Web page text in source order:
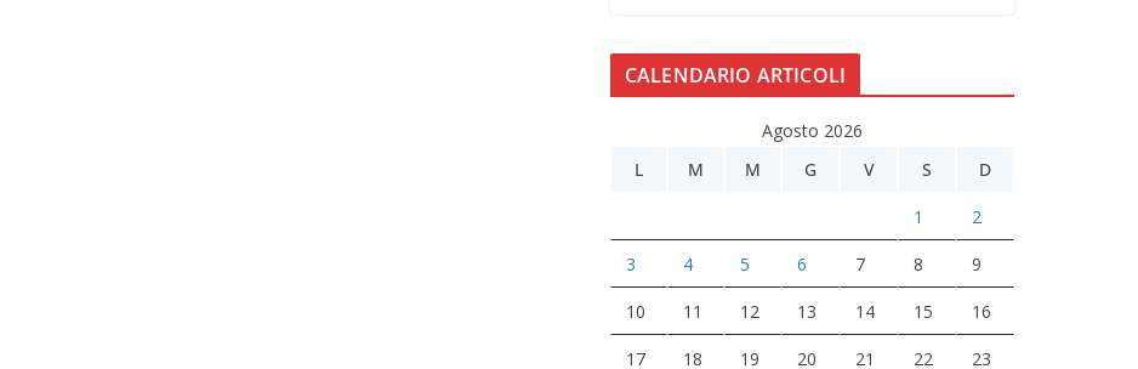
CALENDARIO ARTICOLI
Agosto 2026
L
M M G V S D
1 2
3 4 5 6 7 8 9
10 11 12 13 14 15 16
17 18 19 20 21 22 23